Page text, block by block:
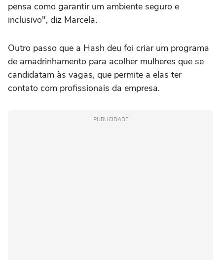
pensa como garantir um ambiente seguro e
inclusivo", diz Marcela.
Outro passo que a Hash deu foi criar um programa
de amadrinhamento para acolher mulheres que se
candidatam às vagas, que permite a elas ter
contato com profissionais da empresa.
PUBLICIDADE